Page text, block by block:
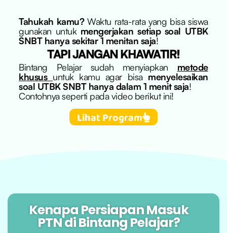
Tahukah kamu?Waktu rata-rata yang bisa siswa
gunakan untuk mengerjakan setiap soal UTBK
SNBT hanya sekitar 1 menitan saja!
TAPI JANGAN KHAWATIR!
Bintang Pelajar sudah menyiapkan metode
khusus untuk kamu agar bisa menyelesaikan
soal UTBK SNBT hanya dalam 1 menit saja!
Contohnya seperti pada video berikut ini!
Lihat Program
Kenapa Persiapan Masuk
PTN di Bintang Pelajar?